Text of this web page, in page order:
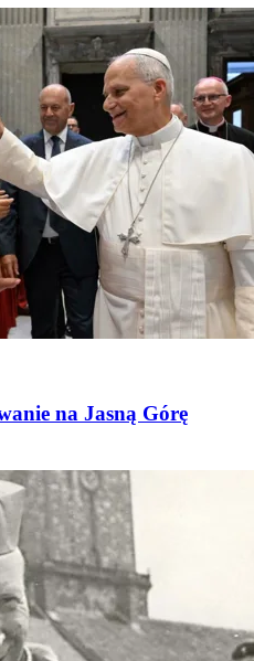
na Jasną Górę